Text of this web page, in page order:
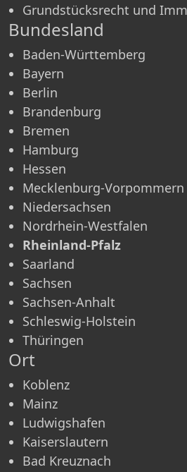
Grundstücksrecht und
Bundesland
Baden-Württemberg
Bayern
Berlin
Brandenburg
Bremen
Hamburg
Hessen
Mecklenburg-Vorpommern
Niedersachsen
Nordrhein-Westfalen
Rheinland-Pfalz
Saarland
Sachsen
Sachsen-Anhalt
Schleswig-Holstein
Thüringen
Ort
Koblenz
Mainz
Ludwigshafen
Kaisers­lautern
Bad Kreuznach